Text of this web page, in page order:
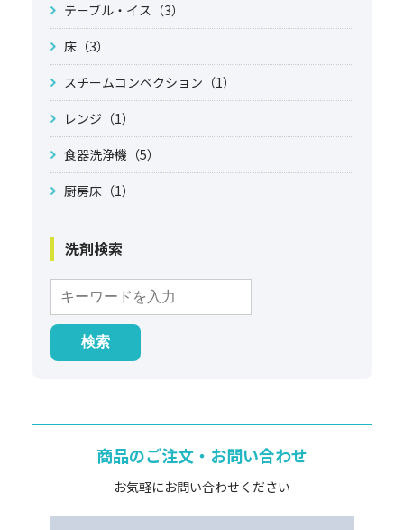
テーブル・イス（3）
床（3）
スチームコンベクション（1）
レンジ（1）
食器洗浄機（5）
厨房床（1）
洗剤検索
商品のご注文・お問い合わせ
お気軽にお問い合わせください